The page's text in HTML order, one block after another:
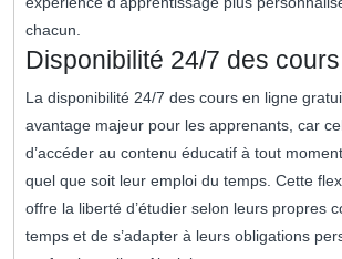
chacun.
Disponibilité 24/7 des
La disponibilité 24/7 des cours en ligne
avantage majeur pour les apprenants, car
d’accéder au contenu éducatif à tout
quel que soit leur emploi du temps. Cette
offre la liberté d’étudier selon leurs propres
temps et de s’adapter à leurs obligations